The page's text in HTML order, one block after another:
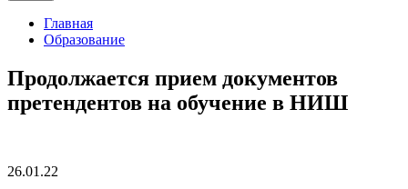
Главная
Образование
Продолжается прием документов
претендентов на обучение в НИШ
26.01.22